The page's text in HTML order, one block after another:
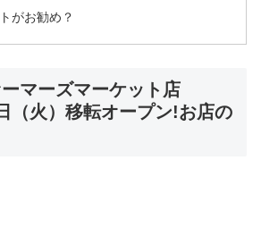
がお勧め？
マーズマーケット店
（火）移転オープン!お店の